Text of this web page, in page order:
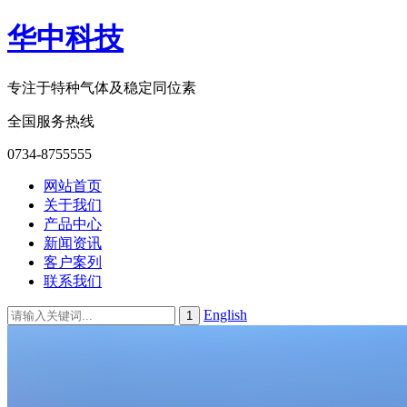
华中科技
专注于特种气体及稳定同位素
全国服务热线
0734-8755555
网站首页
关于我们
产品中心
新闻资讯
客户案列
联系我们
English